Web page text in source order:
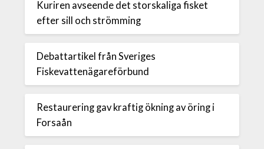
Kuriren avseende det storskaliga fisket
efter sill och strömming
Debattartikel från Sveriges
Fiskevattenägareförbund
Restaurering gav kraftig ökning av öring i
Forsaån